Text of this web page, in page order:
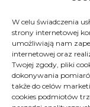
W celu świadczenia
strony internetowej
umożliwiają nam
internetowej oraz
Twojej zgody, pliki
dokonywania
także do celów
cookies podmiotów
Archiwa
Wybierz miesiąc
Archiwa